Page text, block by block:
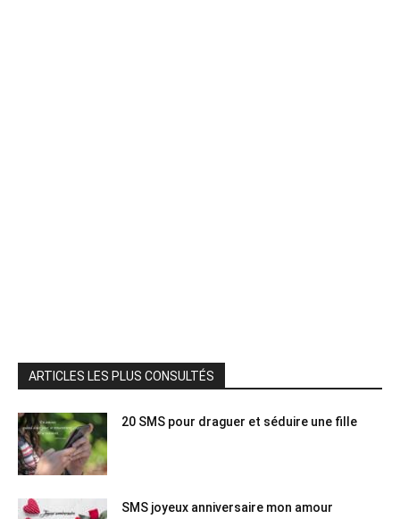
ARTICLES LES PLUS CONSULTÉS
20 SMS pour draguer et séduire une fille
SMS joyeux anniversaire mon amour